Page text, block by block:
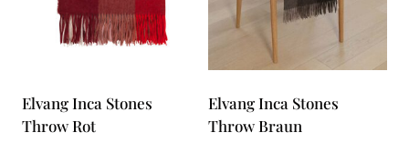
Elvang Inca Stones
Throw Rot
Elvang Inca Stones
Throw Braun